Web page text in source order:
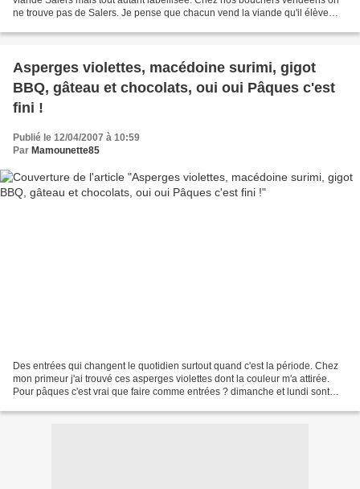
ne trouve pas de Salers. Je pense que chacun vend la viande qu'il élève
Asperges violettes, macédoine surimi, gigot
BBQ, gâteau et chocolats, oui oui Pâques c'est
fini !
Publié le 12/04/2007 à 10:59
Par Mamounette85
Des entrées qui changent le quotidien surtout quand c'est la période. Chez
mon primeur j'ai trouvé ces asperges violettes dont la couleur m'a attirée.
Pour pâques c'est vrai que faire comme entrées ? dimanche et lundi sont